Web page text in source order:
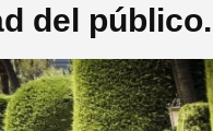
del público.